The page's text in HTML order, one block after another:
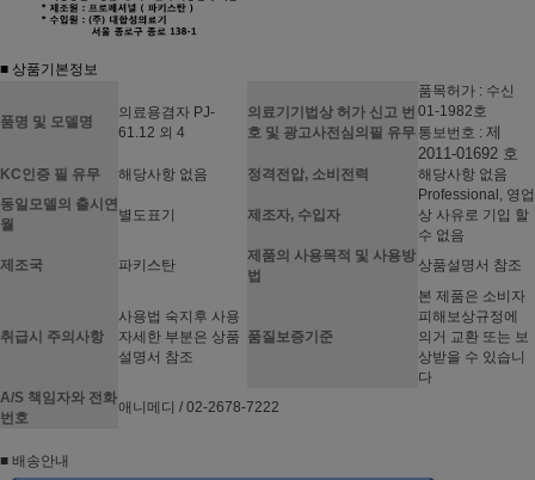
■ 상품기본정보
품명 및 모델명
의료용겸자 PJ-
61.12 외 4
의료기기법상 허가 신고 번
호 및 광고사전심의필 유무
품목허가 : 수신
01-1982호
통보번호 : 제
2011-01692 호
KC인증 필 유무 해당사항 없음 정격전압, 소비전력
해당사항 없음
동일모델의 출시연
월
별도표기 제조자, 수입자
Professional, 영업
상 사유로 기입 할
수 없음
제조국
파키스탄
제품의 사용목적 및 사용방
법
상품설명서 참조
취급시 주의사항
사용법 숙지후 사용
자세한 부분은 상품
설명서 참조
품질보증기준
본 제품은 소비자
피해보상규정에
의거 교환 또는 보
상받을 수 있습니
다
A/S 책임자와 전화
번호
애니메디 / 02-2678-7222
■ 배송안내